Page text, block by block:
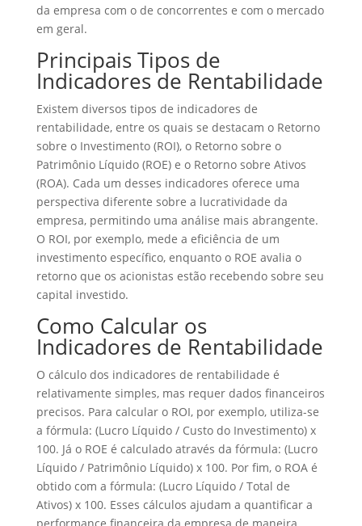
da empresa com o de concorrentes e com o mercado
em geral.
Principais Tipos de
Indicadores de Rentabilidade
Existem diversos tipos de indicadores de
rentabilidade, entre os quais se destacam o Retorno
sobre o Investimento (ROI), o Retorno sobre o
Patrimônio Líquido (ROE) e o Retorno sobre Ativos
(ROA). Cada um desses indicadores oferece uma
perspectiva diferente sobre a lucratividade da
empresa, permitindo uma análise mais abrangente.
O ROI, por exemplo, mede a eficiência de um
investimento específico, enquanto o ROE avalia o
retorno que os acionistas estão recebendo sobre seu
capital investido.
Como Calcular os
Indicadores de Rentabilidade
O cálculo dos indicadores de rentabilidade é
relativamente simples, mas requer dados financeiros
precisos. Para calcular o ROI, por exemplo, utiliza-se
a fórmula: (Lucro Líquido / Custo do Investimento) x
100. Já o ROE é calculado através da fórmula: (Lucro
Líquido / Patrimônio Líquido) x 100. Por fim, o ROA é
obtido com a fórmula: (Lucro Líquido / Total de
Ativos) x 100. Esses cálculos ajudam a quantificar a